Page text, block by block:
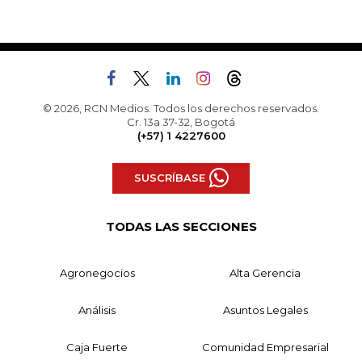
© 2026, RCN Medios. Todos los derechos reservados.
Cr. 13a 37-32, Bogotá
(+57) 1 4227600
SUSCRÍBASE
TODAS LAS SECCIONES
Agronegocios Alta Gerencia
Análisis Asuntos Legales
Caja Fuerte Comunidad Empresarial